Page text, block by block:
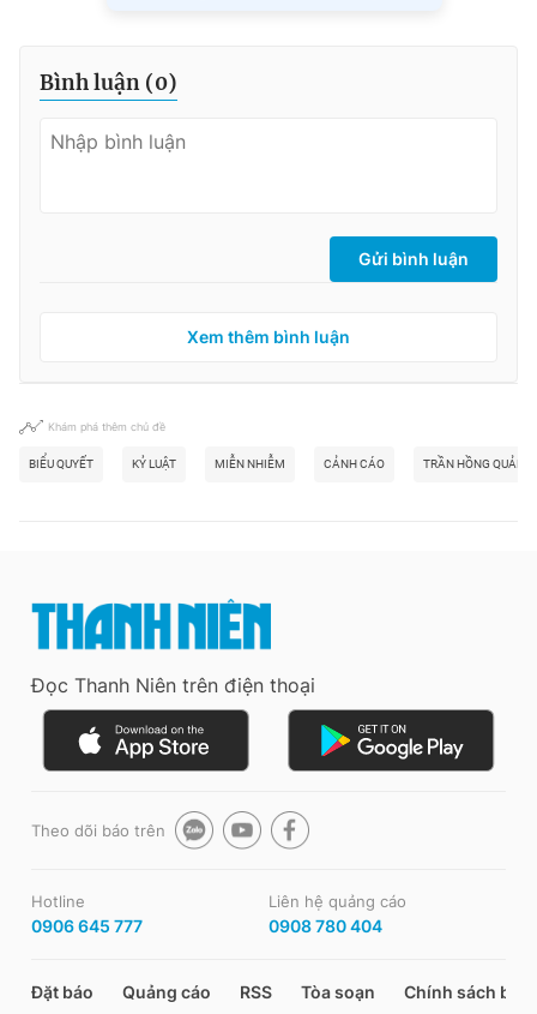
Bình luận (0)
Gửi bình luận
Xem thêm bình luận
Khám phá thêm chủ đề
BIỂU QUYẾT KỶ LUẬT MIỄN NHIỄM CẢNH CÁO TRẦN HỒNG QUẢNG
Đọc Thanh Niên trên điện thoại
Theo dõi báo trên
Hotline
0906 645 777
Liên hệ quảng cáo
0908 780 404
Đặt báo Quảng cáo RSS Tòa soạn Chính sách bảo